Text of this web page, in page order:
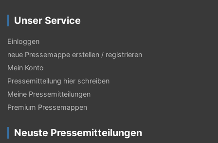
Unser Service
Einloggen
neue Pressemappe erstellen / registrieren
Mein Konto
Pressemitteilung hier schreiben
Meine Pressemitteilungen
Premium Pressemappen
Neuste Pressemitteilungen